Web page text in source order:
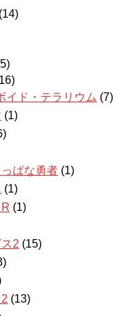
(14)
イド・テラリウム (7)
(1)
ぱな勇者 (1)
(1)
(1)
2 (15)
(13)